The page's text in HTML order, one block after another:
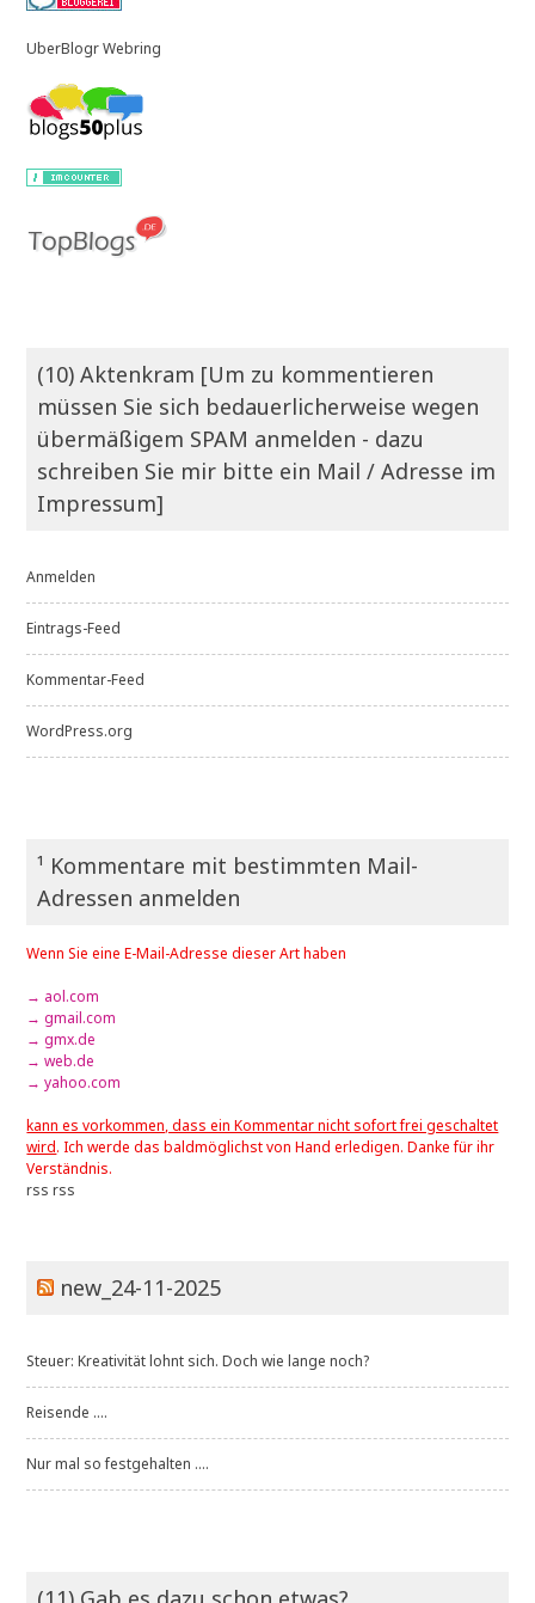
UberBlogr Webring
(10) Aktenkram [Um zu kommentieren
müssen Sie sich bedauerlicherweise wegen
übermäßigem SPAM anmelden - dazu
schreiben Sie mir bitte ein Mail / Adresse im
Impressum]
Anmelden
Eintrags-Feed
Kommentar-Feed
WordPress.org
¹ Kommentare mit bestimmten Mail-
Adressen anmelden
Wenn Sie eine E-Mail-Adresse dieser Art haben
→ aol.com
→ gmail.com
→ gmx.de
→ web.de
→ yahoo.com
kann es vorkommen, dass ein Kommentar nicht sofort frei geschaltet
wird. Ich werde das baldmöglichst von Hand erledigen. Danke für ihr
Verständnis.
rss rss
new_24-11-2025
Steuer: Kreativität lohnt sich. Doch wie lange noch?
Reisende ....
Nur mal so festgehalten ....